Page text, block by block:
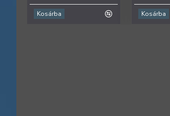
Kosárba Kosárba